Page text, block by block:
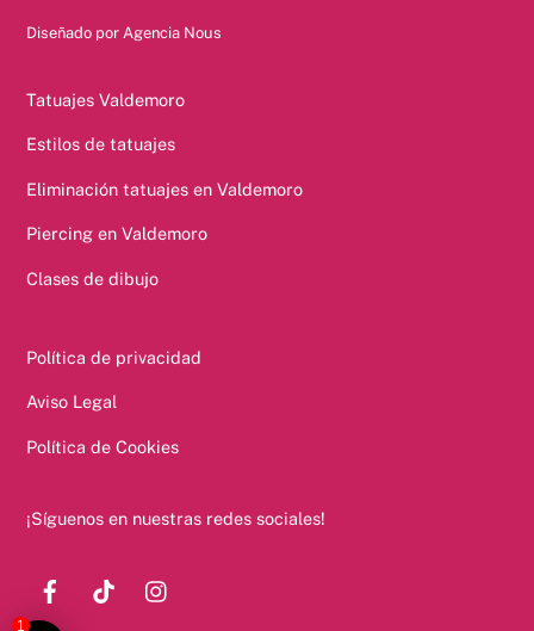
Diseñado por Agencia Nous
Tatuajes Valdemoro
Estilos de tatuajes
Eliminación tatuajes en Valdemoro
Piercing en Valdemoro
Clases de dibujo
Política de privacidad
Aviso Legal
Política de Cookies
¡Síguenos en nuestras redes sociales!
1